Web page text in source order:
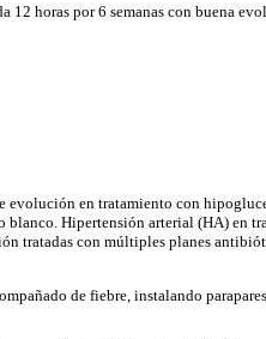
horas por 6 semanas con buena
en tratamiento con
Hipertensión arterial (HA) en
tratadas con múltiples planes
de fiebre, instalando